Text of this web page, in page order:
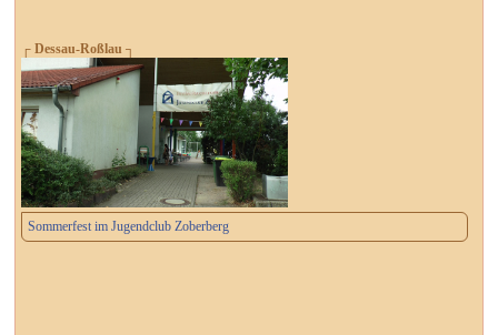
┌ Dessau-Roßlau ┐
Sommerfest im Jugendclub Zoberberg